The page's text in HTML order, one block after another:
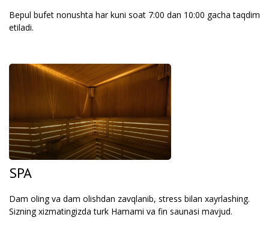
Bepul bufet nonushta har kuni soat 7:00 dan 10:00 gacha taqdim
etiladi.
SPA
Dam oling va dam olishdan zavqlanib, stress bilan xayrlashing.
Sizning xizmatingizda turk Hamami va fin saunasi mavjud.